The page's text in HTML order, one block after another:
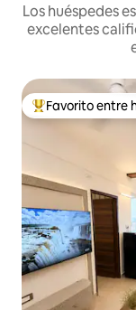
Los huéspedes
excelentes
Favorito entre
Favorito entre